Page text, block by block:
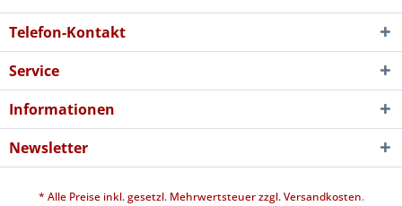
Telefon-Kontakt
Service
Informationen
Newsletter
* Alle Preise inkl. gesetzl. Mehrwertsteuer zzgl.Versandkosten.